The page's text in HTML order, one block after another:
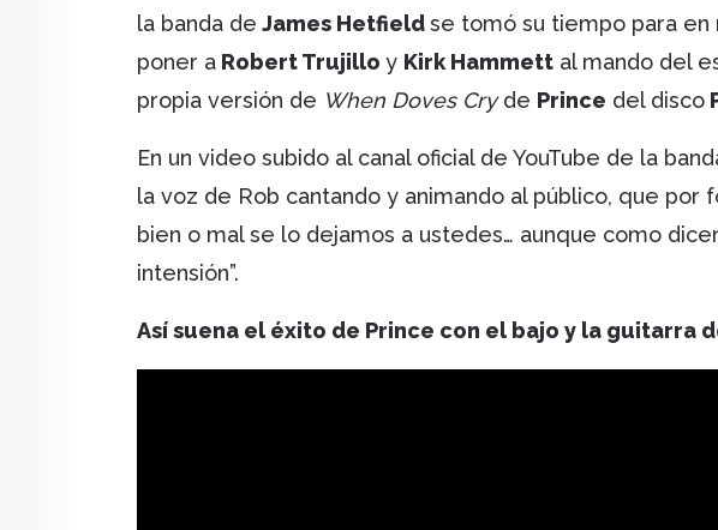
la banda de James Hetfieldse tomó su tiempo para
poner a Robert Trujillo y Kirk Hammett al mando del
propia versión de When Doves Cryde Prince del disco
En un video subido al canal oficial de YouTube de la
la voz de Rob cantando y animando al público, que
bien o mal se lo dejamos a ustedes… aunque como
intensión”.
Así suena el éxito de Prince con el bajo y la guitarra